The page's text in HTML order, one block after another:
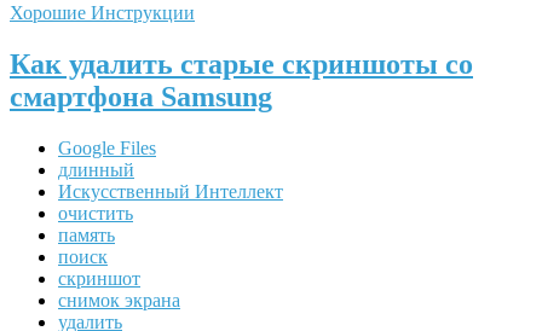
Хорошие Инструкции
Как удалить старые скриншоты со
смартфона Samsung
Google Files
длинный
Искусственный Интеллект
очистить
память
поиск
скриншот
снимок экрана
удалить